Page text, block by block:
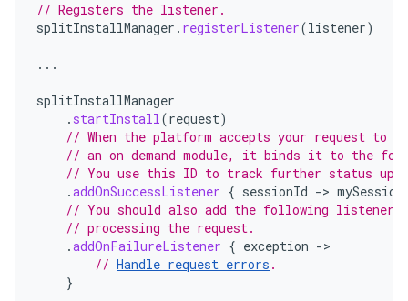
// Registers the listener.
splitInstallManager . registerListener(listener)
...
splitInstallManager
. startInstall(request)
// When the platform accepts your request to
// an on demand module, it binds it to the
// You use this ID to track further status
.addOnSuccessListener { sessionId ->
// You should also add the following listener
// processing the request.
.addOnFailureListener { exception -
// Handle request errors .
}